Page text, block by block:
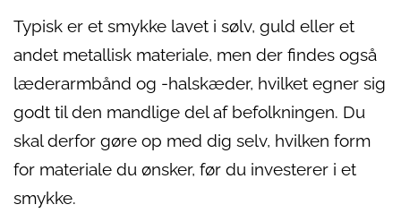
Typisk er et smykke lavet i sølv, guld eller et
andet metallisk materiale, men der findes også
læderarmbånd og -halskæder, hvilket egner sig
godt til den mandlige del af befolkningen. Du
skal derfor gøre op med dig selv, hvilken form
for materiale du ønsker, før du investerer i et
smykke.